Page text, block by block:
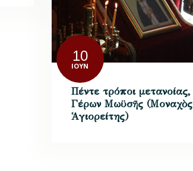
10
ΙΟΎΝ
Πέντε τρόποι μετανοίας,
Γέρων Μωϋσῆς (Μοναχὸς
Ἁγιορείτης)